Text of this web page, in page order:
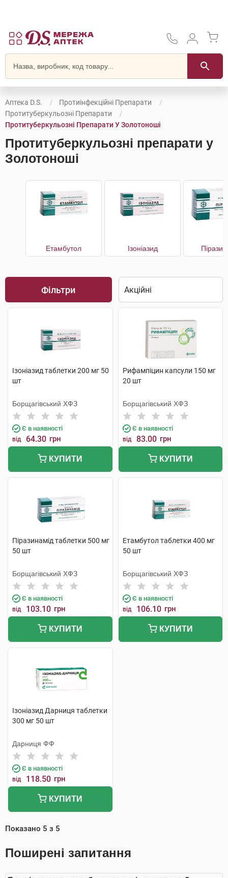
Аптека D.S.
Протиінфекційні Препарати
Протитуберкульозні Препарати
Протитуберкульозні Препарати У Золотоноші
Протитуберкульозні препарати у
Золотоноші
Етамбутол Ізоніазид
Фільтри
Ізоніазид таблетки 200 мг 50
шт
Борщагівський ХФЗ
Є в наявності
від 64.30 грн
КУПИТИ
Рифампіцин капсули 150 мг
20 шт
Борщагівський ХФЗ
Є в наявності
від 83.00 грн
КУПИТИ
Піразинамід таблетки 500 мг
50 шт
Борщагівський ХФЗ
Є в наявності
від 103.10 грн
КУПИТИ
Етамбутол таблетки 400 мг
50 шт
Борщагівський ХФЗ
Є в наявності
від 106.10 грн
КУПИТИ
Ізоніазид Дарниця таблетки
300 мг 50 шт
Дарниця ФФ
Є в наявності
від 118.50 грн
КУПИТИ
Показано 5 з 5
Поширені запитання